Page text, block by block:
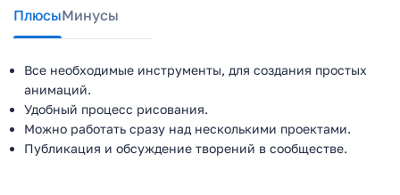
ПлюсыМинусы
Все необходимые инструменты, для создания простых
анимаций.
Удобный процесс рисования.
Можно работать сразу над несколькими проектами.
Публикация и обсуждение творений в сообществе.